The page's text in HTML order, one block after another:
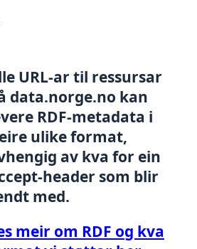
URL-ar til ressursar
data.norge.no kan
RDF-metadata i
ulike format,
av kva for ein
header som blir
med.
meir om RDF og kva